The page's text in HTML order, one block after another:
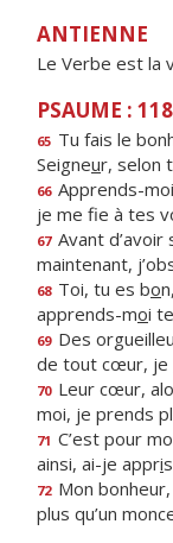
ANTIENNE
Le Verbe est la
PSAUME :
65 Tu fais le
Seigneur, selon
66 Apprends-
je me fe à tes
67 Avant d’avoir
maintenant,
68 Toi, tu es bo
apprends-moi
69 Des
de tout cœur, je
70 Leur cœur,
moi, je prends
71 C’est pour
ainsi, ai-je appri
72 Mon bonheur,
plus qu’un